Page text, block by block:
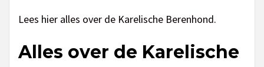
Lees hier alles over de Karelische Berenhond.
Alles over de Karelische